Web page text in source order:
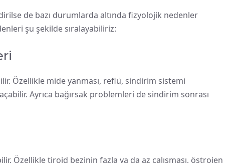
de bazı durumlarda altında fizyolojik nedenler
şu şekilde sıralayabiliriz:
Özellikle mide yanması, reflü, sindirim sistemi
Ayrıca bağırsak problemleri de sindirim sonrası
Özellikle tiroid bezinin fazla ya da az çalışması, östrojen